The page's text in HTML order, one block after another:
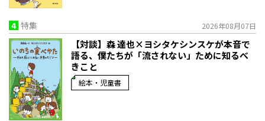
4 特集 2026年08月07日
【対談】森 達也×ヨシタケシンスケが本音で
語る、僕たちが「流されない」ために知るべ
きこと
絵本・児童書